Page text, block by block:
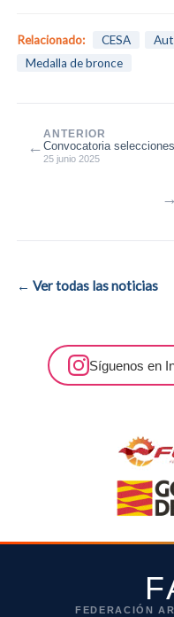
Relacionado: CESA
Medalla de bronce
←
ANTERIOR
Convocatoria
Campeonato de España
25 junio 2025
→
← Ver todas las noticias
Síguenos en
FEDERACIÓN